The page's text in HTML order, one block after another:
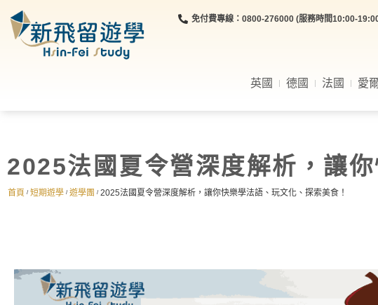
免付費專線：0800-276000 (服務時間10:00-
英國 德國 法國 愛
2025法國夏令營深度解析，讓
首頁 / 短期遊學 / 遊學團 / 2025法國夏令營深度解析，讓你快樂學法語、玩文化、探索美食！